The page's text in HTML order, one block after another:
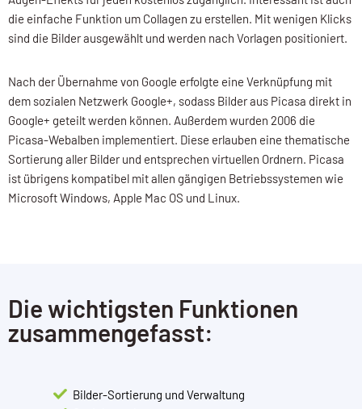
die einfache Funktion um Collagen zu erstellen. Mit wenigen Klicks
sind die Bilder ausgewählt und werden nach Vorlagen positioniert.
Nach der Übernahme von Google erfolgte eine Verknüpfung mit
dem sozialen Netzwerk Google+, sodass Bilder aus Picasa direkt in
Google+ geteilt werden können. Außerdem wurden 2006 die
Picasa-Webalben implementiert. Diese erlauben eine thematische
Sortierung aller Bilder und entsprechen virtuellen Ordnern. Picasa
ist übrigens kompatibel mit allen gängigen Betriebssystemen wie
Microsoft Windows, Apple Mac OS und Linux.
Die wichtigsten Funktionen
zusammengefasst:
Bilder-Sortierung und Verwaltung